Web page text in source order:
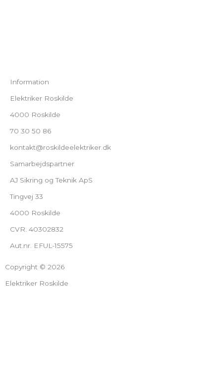
Information
Elektriker Roskilde
4000 Roskilde
70 30 50 86
kontakt@roskildeelektriker.dk
Samarbejdspartner
AJ Sikring og Teknik ApS
Tingvej 33
4000 Roskilde
CVR. 40302832
Aut.nr. EFUL-15575
Copyright © 2026
Elektriker Roskilde